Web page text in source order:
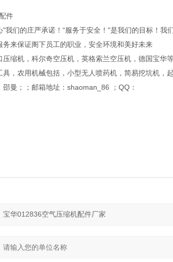
件
我们的庄严承诺！“服务于安全！"是我们的目标！我
来保证阁下员工的职业，安全环境和美好未来
缩机，科尔奇空压机，英格索兰空压机，德国宝华
，农用机械包括，小型无人喷药机，简易挖坑机，
曼；；邮箱地址：shaoman_86 ；QQ：